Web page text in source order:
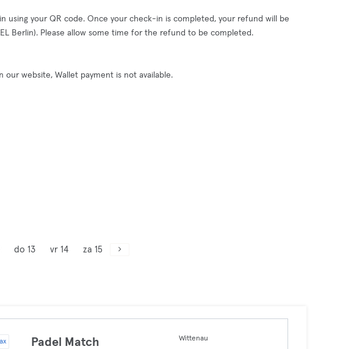
using your QR code. Once your check-in is completed, your refund will be
Berlin). Please allow some time for the refund to be completed.
our website, Wallet payment is not available.
do 13 vr 14 za 15
Padel Match Wittenau